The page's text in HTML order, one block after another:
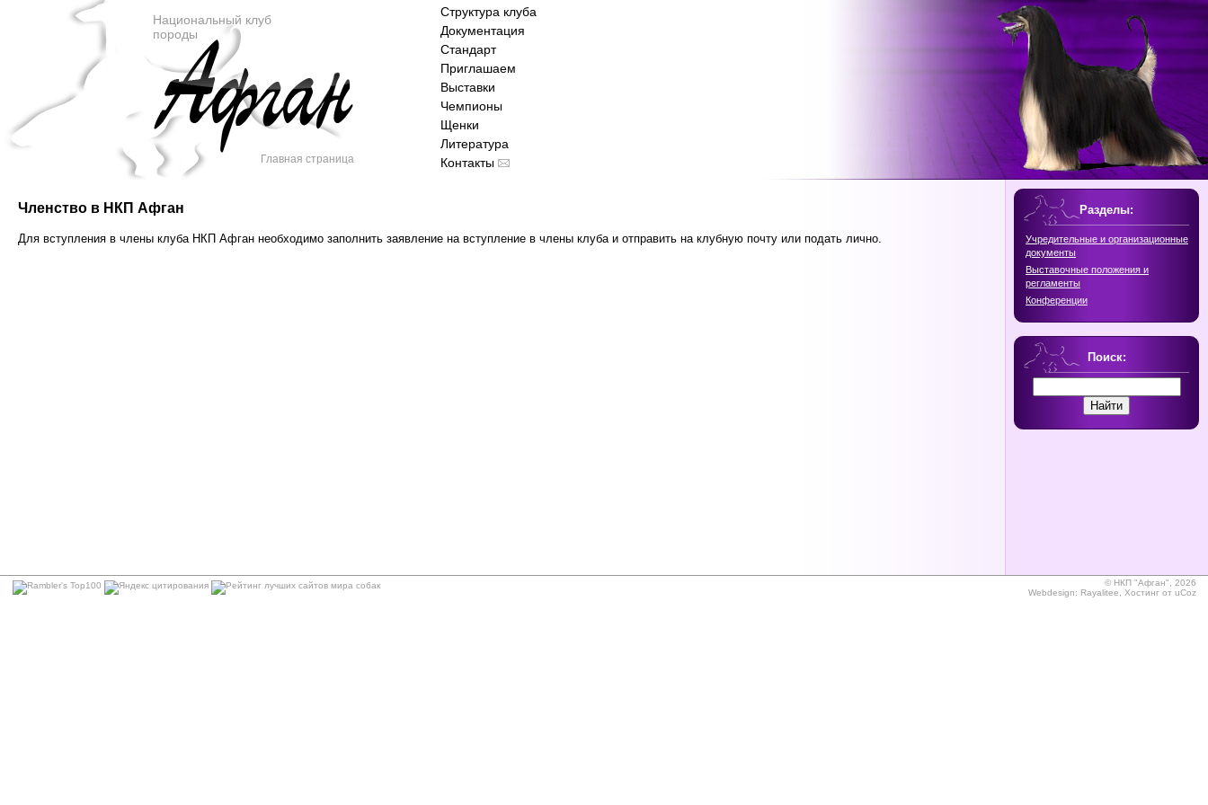
Национальный клуб
породы
Главная страница
Структура клуба
Документация
Стандарт
Приглашаем
Выставки
Чемпионы
Щенки
Литература
Контакты
Членство в НКП Афган
Для вступления в члены клуба НКП Афган необходимо заполнить заявление на вступление в члены клуба и отправить на клубную почту или подать лично.
Разделы:
Учредительные и организационные
документы
Выставочные положения и
регламенты
Конференции
Поиск:
©НКП "Афган", 2026
Webdesign: Rayalitee Хостинг от uCoz